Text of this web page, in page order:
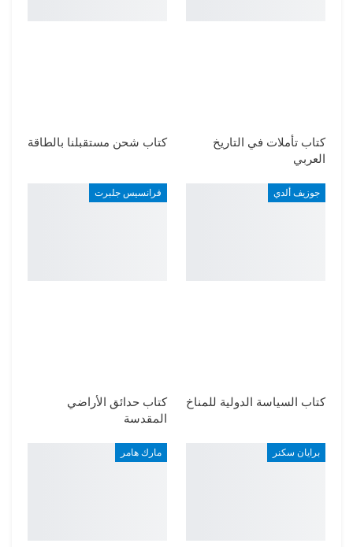
كتاب تأملات في التاريخ
العربي
كتاب شحن مستقبلنا بالطاقة
جوزيف ألدي
كتاب السياسة الدولية للمناخ
فرانسيس جلبرت
كتاب حدائق الأراضي
المقدسة
برايان سكنر مارك هامر